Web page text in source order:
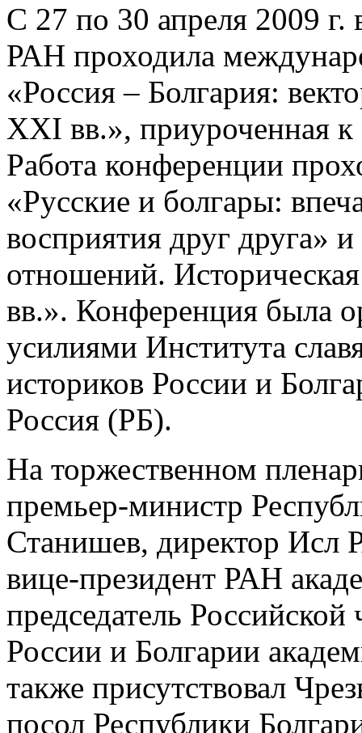
С 27 по 30 апреля 2009 г.
РАН проходила
«Россия – Болгария:
ХХI вв.», приуроченная к
Работа конференции
«Русские и болгары:
восприятия друг друга»
отношений.
вв.». Конференция была
усилиями Института
историков России и
Россия (РБ).
На торжественном
премьер-министр
Станишев, директор
вице-президент РАН
председатель
России и Болгарии
также присутствовал
посол Республики